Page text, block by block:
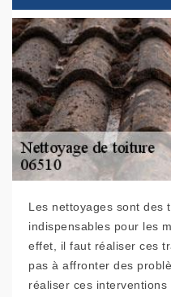
Les nettoyages sont des
indispensables pour les
effet, il faut réaliser ces
pas à affronter des
réaliser ces